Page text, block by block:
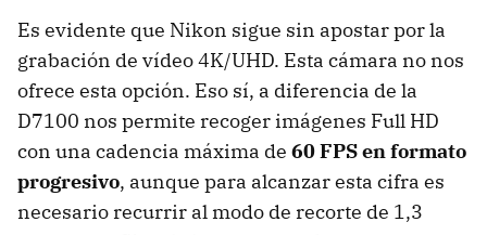
Es evidente que Nikon sigue sin apostar por la
grabación de vídeo 4K/UHD. Esta cámara no nos
ofrece esta opción. Eso sí, a diferencia de la
D7100 nos permite recoger imágenes Full HD
con una cadencia máxima de 60 FPS en formato
progresivo, aunque para alcanzar esta cifra es
necesario recurrir al modo de recorte de 1,3